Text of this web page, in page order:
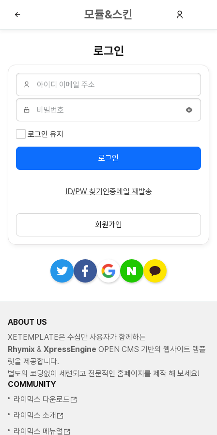
모듈&스킨
로그인
로그인 유지
로그인
ID/PW 찾기 인증메일 재발송
회원가입
ABOUT US
XETEMPLATE은 수십만 사용자가 함께하는
Rhymix & XpressEngine OPEN CMS 기반의 웹사이트 템플
릿을 제공합니다.
별도의 코딩없이 세련되고 전문적인 홈페이지를 제작 해 보세요!
COMMUNITY
라이믹스 다운로드
라이믹스 소개
라이믹스 메뉴얼